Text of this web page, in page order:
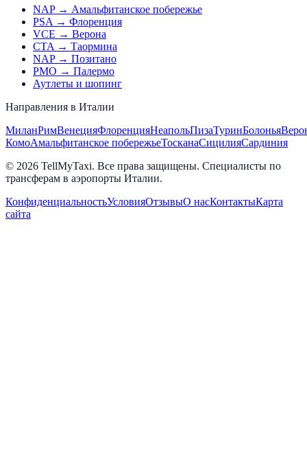
NAP → Амальфитанское побережье
PSA → Флоренция
VCE → Верона
CTA → Таормина
NAP → Позитано
PMO → Палермо
Аутлеты и шопинг
Направления в Италии
МиланРимВенецияФлоренцияНеапольПизаТуринБолонья
КомоАмальфитанское побережьеТосканаСицилияСардиния
© 2026 TellMyTaxi. Все права защищены. Специалисты по
трансферам в аэропорты Италии.
КонфиденциальностьУсловияОтзывыО насКонтактыКарта
сайта